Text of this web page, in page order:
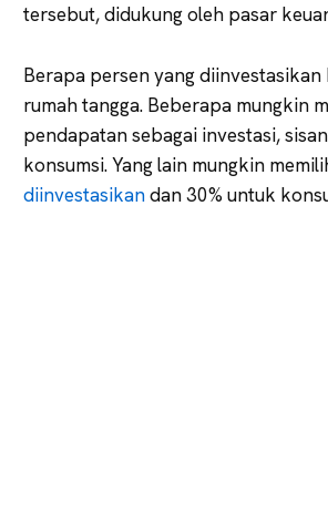
tersebut, didukung oleh pasar
Berapa persen yang
rumah tangga. Beberapa mungkin
pendapatan sebagai investasi,
konsumsi. Yang lain mungkin
diinvestasikandan 30% untuk